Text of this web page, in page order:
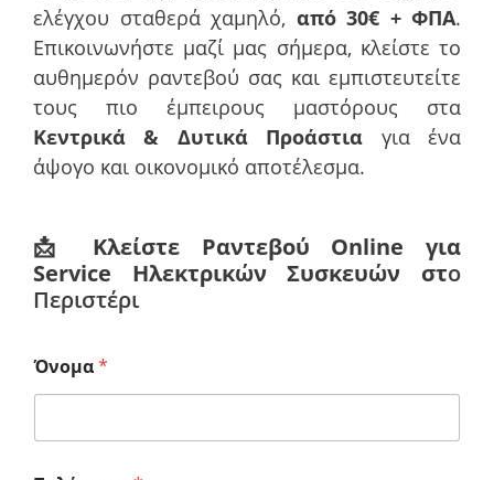
ελέγχου σταθερά χαμηλό, από 30€ + ΦΠΑ.
Επικοινωνήστε μαζί μας σήμερα, κλείστε το
αυθημερόν ραντεβού σας και εμπιστευτείτε
τους πιο έμπειρους μαστόρους στα
Κεντρικά & Δυτικά Προάστια για ένα
άψογο και οικονομικό αποτέλεσμα.
📩 Κλείστε Ραντεβού Online για
Service Ηλεκτρικών Συσκευών στο
Περιστέρι
Όνομα*